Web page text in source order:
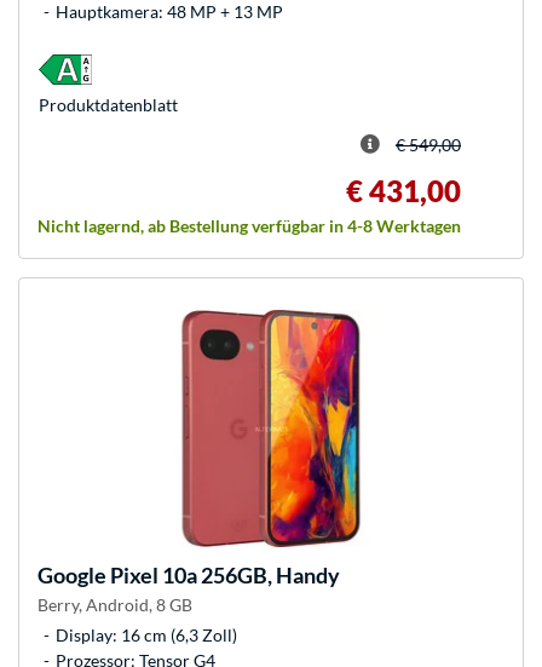
Hauptkamera: 48 MP + 13 MP
€ 549,00
€ 431,00
Nicht lagernd, ab Bestellung verfügbar in 4-8 Werktagen
Produkt­datenblatt
Google Pixel 10a 256GB, Handy
Berry, Android, 8 GB
Display: 16 cm (6,3 Zoll)
Prozessor: Tensor G4